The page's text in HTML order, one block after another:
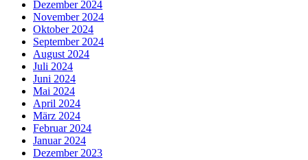
Dezember 2024
November 2024
Oktober 2024
September 2024
August 2024
Juli 2024
Juni 2024
Mai 2024
April 2024
März 2024
Februar 2024
Januar 2024
Dezember 2023